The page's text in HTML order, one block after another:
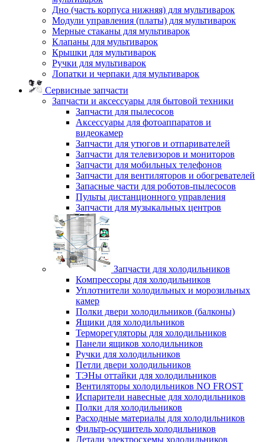
Дно (часть корпуса нижняя) для мультиварок
Модули управления (платы) для мультиварок
Мерные стаканы для мультиварок
Клапаны для мультиварок
Крышки для мультиварок
Ручки для мультиварок
Лопатки и черпаки для мультиварок
Сервисные запчасти
Запчасти и аксессуары для бытовой техники
Запчасти для пылесосов
Аксессуары для фотоаппаратов и
видеокамер
Запчасти для утюгов и отпаривателей
Запчасти для телевизоров и мониторов
Запчасти для мобильных телефонов
Запчасти для вентиляторов и обогревателей
Запасные части для роботов-пылесосов
Пульты дистанционного управления
Запчасти для музыкальных центров
Запчасти для холодильников
Компрессоры для холодильников
Уплотнители холодильных и морозильных
камер
Полки двери холодильников (балконы)
Ящики для холодильников
Терморегуляторы для холодильников
Панели ящиков холодильников
Ручки для холодильников
Петли двери холодильников
ТЭНы оттайки для холодильников
Вентиляторы холодильников NO FROST
Испарители навесные для холодильников
Полки для холодильников
Расходные материалы для холодильников
Фильтр-осушитель холодильников
Детали электросхемы холодильников